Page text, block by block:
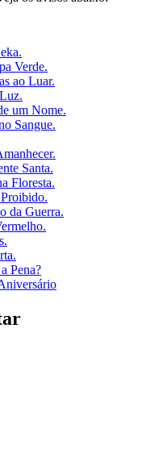
Verde.
ao Luar.
um Nome.
Sangue.
Santa.
Floresta.
da Guerra.
Pena?